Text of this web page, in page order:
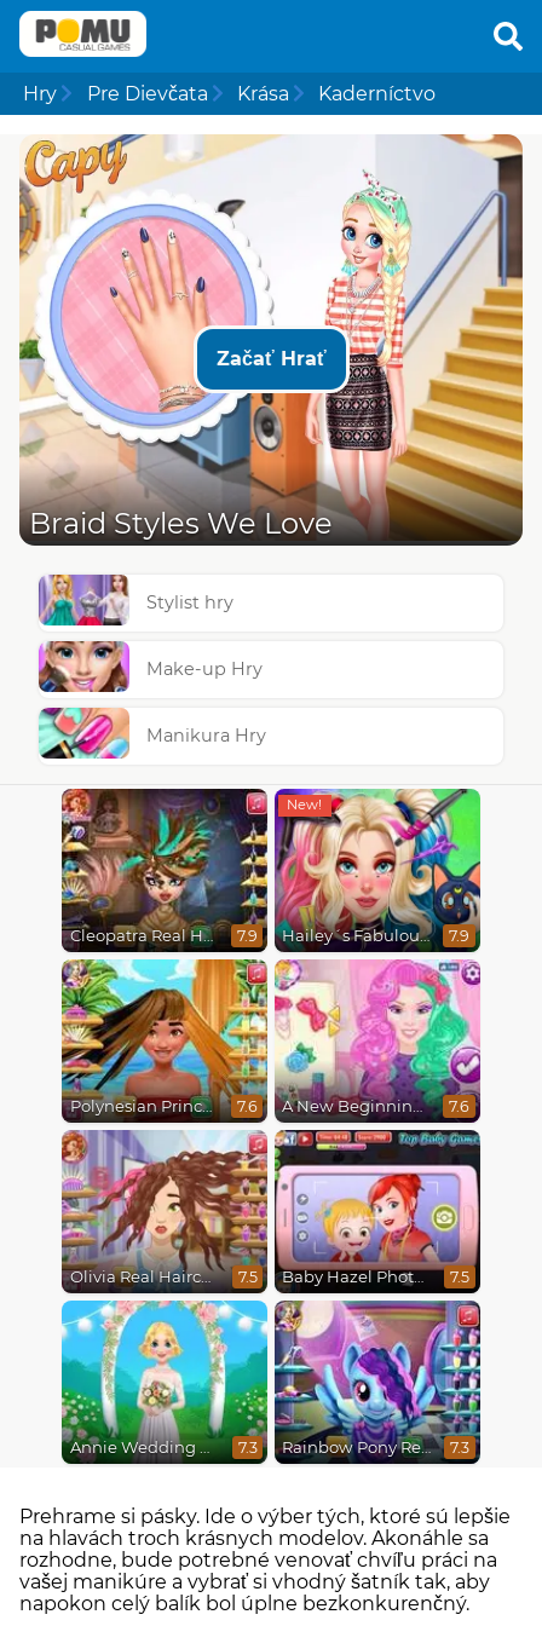
Hry Pre Dievčata Krása Kaderníctvo
Začať Hrať
Braid Styles We Love
Stylist hry
Make-up Hry
Manikura Hry
Cleopatra Real Haircuts 7.9 Hailey´s Fabulous Hairstyle Challenge 7.9
Polynesian Princess Real Haircuts 7.6 A New Beginning, From Sad to Fab 7.6
Olivia Real Haircuts 7.5 Baby Hazel Photoshoot 7.5
Annie Wedding Hairstyle 7.3 Rainbow Pony Real Haircuts 7.3
Prehrame si pásky. Ide o výber tých, ktoré sú lepšie
na hlavách troch krásnych modelov. Akonáhle sa
rozhodne, bude potrebné venovať chvíľu práci na
vašej manikúre a vybrať si vhodný šatník tak, aby
napokon celý balík bol úplne bezkonkurenčný.